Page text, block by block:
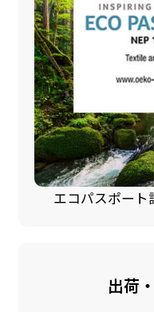
エコパスポート
出荷